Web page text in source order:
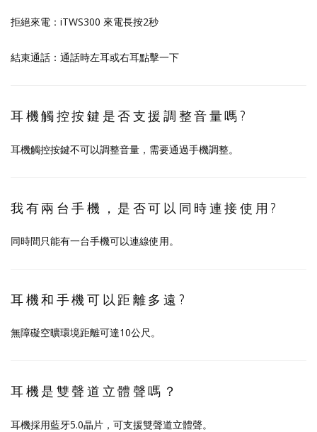
拒絕來電：iTWS300 來電長按2秒
結束通話：通話時左耳或右耳點擊一下
耳機觸控按鍵是否支援調整音量嗎?
耳機觸控按鍵不可以調整音量，需要通過手機調整。
我有兩台手機，是否可以同時連接使用?
同時間只能有一台手機可以連線使用。
耳機和手機可以距離多遠?
無障礙空曠環境距離可達10公尺。
耳機是雙聲道立體聲嗎？
耳機採用藍牙5.0晶片，可支援雙聲道立體聲。